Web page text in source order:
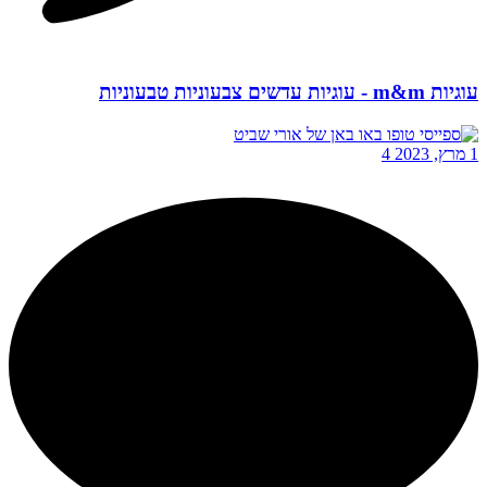
עוגיות m&m - עוגיות עדשים צבעוניות טבעוניות
1 מרץ, 2023 4